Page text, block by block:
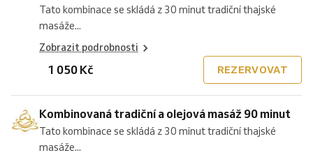
Tato kombinace se skládá z 30 minut tradiční thajské
masáže...
Zobrazit podrobnosti
1 050 Kč REZERVOVAT
Kombinovaná tradiční a olejová masáž 90 minut
Tato kombinace se skládá z 30 minut tradiční thajské
masáže...